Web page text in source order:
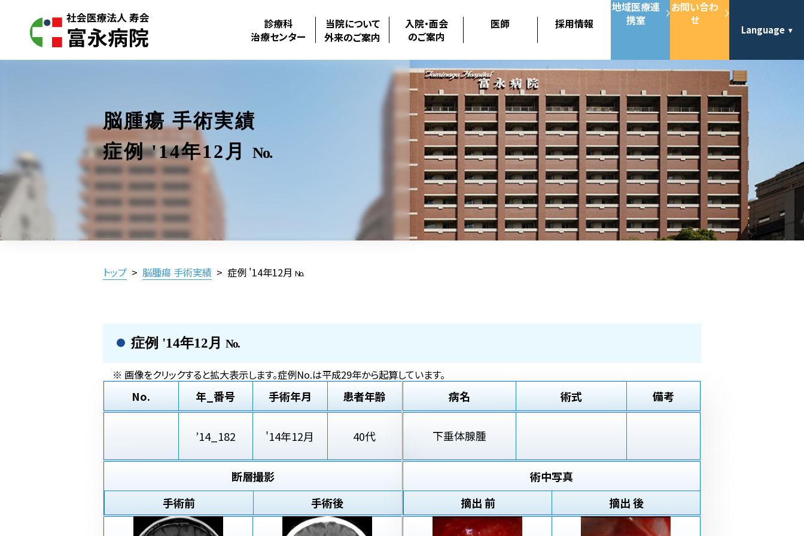
診療科
治療センター
当院について
外来のご案内
入院・面会
のご案内
医師 採用情報
地域医療連
携室
お問い合わ
せ
Language
脳腫瘍 手術実績
症例 '14年12月
No.
トップ > 脳腫瘍 手術実績 > 症例 '14年12月No.
症例 '14年12月 No.
※ 画像をクリックすると拡大表示します。症例No.は平成29年から起算しています。
No. 年_番号 手術年月 患者年齢
’14_182 '14年12月 40代
病名 術式 備考
下垂体腺腫
断層撮影
手術前
手術後
術中写真
摘出 前
摘出 後